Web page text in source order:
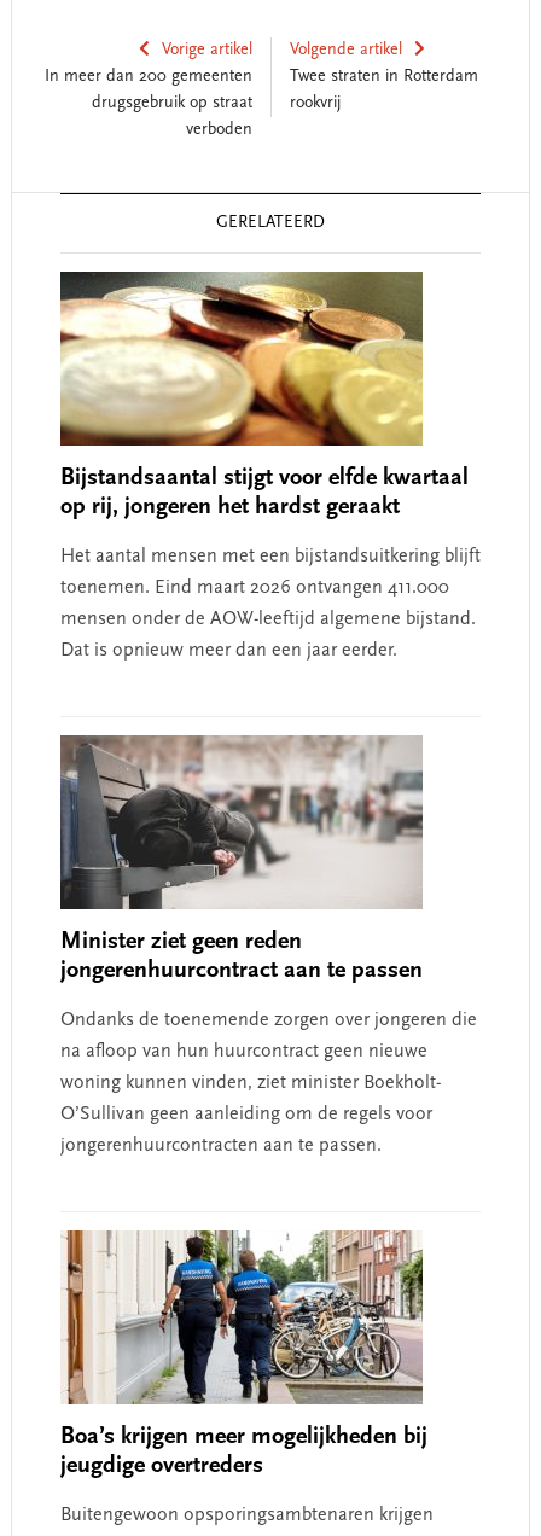
Vorige artikel
In meer dan 200 gemeenten
drugsgebruik op straat
verboden
Volgende artikel
Twee straten in Rotterdam
rookvrij
GERELATEERD
Bijstandsaantal stijgt voor elfde kwartaal
op rij, jongeren het hardst geraakt
Het aantal mensen met een bijstandsuitkering blijft
toenemen. Eind maart 2026 ontvangen 411.000
mensen onder de AOW-leeftijd algemene bijstand.
Dat is opnieuw meer dan een jaar eerder.
Minister ziet geen reden
jongerenhuurcontract aan te passen
Ondanks de toenemende zorgen over jongeren die
na afloop van hun huurcontract geen nieuwe
woning kunnen vinden, ziet minister Boekholt-
O’Sullivan geen aanleiding om de regels voor
jongerenhuurcontracten aan te passen.
Boa’s krijgen meer mogelijkheden bij
jeugdige overtreders
Buitengewoon opsporingsambtenaren krijgen